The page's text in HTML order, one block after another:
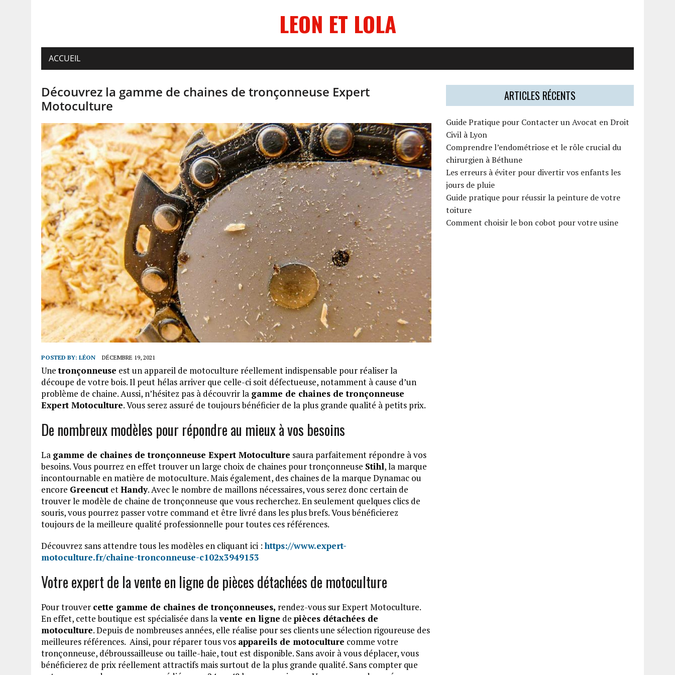
LEON ET LOLA
ACCUEIL
Découvrez la gamme de chaines de tronçonneuse Expert
Motoculture
POSTED BY: LÉON DÉCEMBRE 19, 2021
Unetronçonneuse est un appareil de motoculture réellement indispensable pour réaliser la
découpe de votre bois. Il peut hélas arriver que celle-ci soit défectueuse, notamment à cause d’un
problème de chaine. Aussi, n’hésitez pas à découvrir la gamme de chaines de tronçonneuse
Expert Motoculture. Vous serez assuré de toujours bénéficier de la plus grande qualité à petits prix.
De nombreux modèles pour répondre au mieux à vos besoins
La gamme de chaines de tronçonneuse Expert Motoculture saura parfaitement répondre à vos
besoins. Vous pourrez en effet trouver un large choix de chaines pour tronçonneuse Stihl, la marque
incontournable en matière de motoculture. Mais également, des chaines de la marque Dynamac ou
encore Greencut etHandy. Avec le nombre de maillons nécessaires, vous serez donc certain de
trouver le modèle de chaine de tronçonneuse que vous recherchez. En seulement quelques clics de
souris, vous pourrez passer votre command et être livré dans les plus brefs. Vous bénéficierez
toujours de la meilleure qualité professionnelle pour toutes ces références.
Découvrez sans attendre tous les modèles en cliquant ici :https://www.expert-
motoculture.fr/chaine-tronconneuse-c102x3949153
Votre expert de la vente en ligne de pièces détachées de motoculture
Pour trouver cette gamme de chaines de tronçonneuses, rendez-vous sur Expert Motoculture.
En effet, cette boutique est spécialisée dans lavente en ligne de pièces détachées de
motoculture. Depuis de nombreuses années, elle réalise pour ses clients une sélection rigoureuse des
meilleures références. Ainsi, pour réparer tous vos appareils de motoculture comme votre
tronçonneuse, débroussailleuse ou taille-haie, tout est disponible. Sans avoir à vous déplacer, vous
bénéficierez de prix réellement attractifs mais surtout de la plus grande qualité. Sans compter que
ARTICLES RÉCENTS
Guide Pratique pour Contacter un Avocat en Droit
Civil à Lyon
Comprendre l’endométriose et le rôle crucial du
chirurgien à Béthune
Les erreurs à éviter pour divertir vos enfants les
jours de pluie
Guide pratique pour réussir la peinture de votre
toiture
Comment choisir le bon cobot pour votre usine